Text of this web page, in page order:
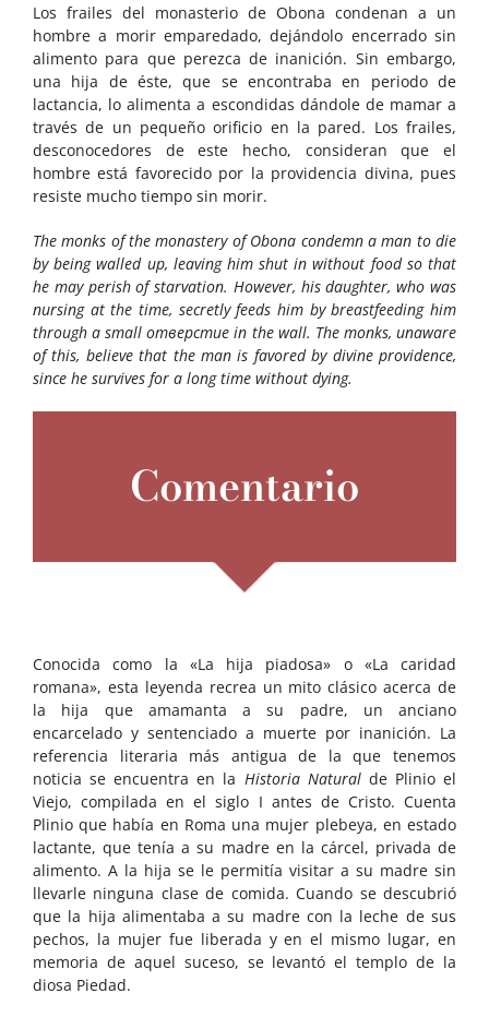
Los frailes del monasterio de Obona condenan a un
hombre a morir emparedado, dejándolo encerrado sin
alimento para que perezca de inanición. Sin embargo,
una hija de éste, que se encontraba en periodo de
lactancia, lo alimenta a escondidas dándole de mamar a
través de un pequeño orificio en la pared. Los frailes,
desconocedores de este hecho, consideran que el
hombre está favorecido por la providencia divina, pues
resiste mucho tiempo sin morir.
The monks of the monastery of Obona condemn a man to die
by being walled up, leaving him shut in without food so that
he may perish of starvation. However, his daughter, who was
nursing at the time, secretly feeds him by breastfeeding him
through a small отверстие in the wall. The monks, unaware
of this, believe that the man is favored by divine providence,
since he survives for a long time without dying.
Comentario
Conocida como la «La hija piadosa» o «La caridad
romana», esta leyenda recrea un mito clásico acerca de
la hija que amamanta a su padre, un anciano
encarcelado y sentenciado a muerte por inanición. La
referencia literaria más antigua de la que tenemos
noticia se encuentra en la Historia Naturalde Plinio el
Viejo, compilada en el siglo I antes de Cristo. Cuenta
Plinio que había en Roma una mujer plebeya, en estado
lactante, que tenía a su madre en la cárcel, privada de
alimento. A la hija se le permitía visitar a su madre sin
llevarle ninguna clase de comida. Cuando se descubrió
que la hija alimentaba a su madre con la leche de sus
pechos, la mujer fue liberada y en el mismo lugar, en
memoria de aquel suceso, se levantó el templo de la
diosa Piedad.